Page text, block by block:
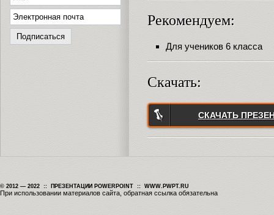
Рекомендуем:
Для учеников 6 класса
Скачать:
СКАЧАТЬ
© 2012 — 2022 :: ПРЕЗЕНТАЦИИ POWERPOINT :: WWW.PWPT.RU
При использовании материалов сайта, обратная ссылка обязательна